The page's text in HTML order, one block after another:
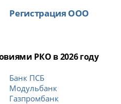
Регистрация ООО
РКО в 2026 году
Банк ПСБ
Модульбанк
Газпромбанк